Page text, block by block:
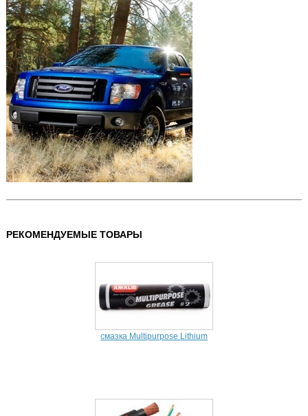
РЕКОМЕНДУЕМЫЕ ТОВАРЫ
смазка Multipurpose Lithium